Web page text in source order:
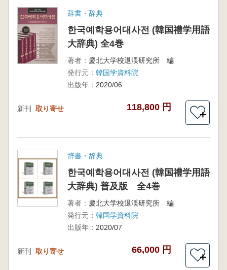
辞書・辞典
한국예학용어대사전 (韓国禮学用語
大辞典) 全4巻
著者： 慶北大学校退渓研究所 編
発行元： 韓国学資料院
出版年： 2020/06
新刊 取り寄せ 118,800 円
＋
辞書・辞典
한국예학용어대사전 (韓国禮学用語
大辞典) 普及版 全4巻
著者： 慶北大学校退渓研究所 編
発行元： 韓国学資料院
出版年： 2020/07
新刊 取り寄せ 66,000 円
＋